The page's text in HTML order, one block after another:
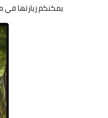
يمكنكم زيارتها